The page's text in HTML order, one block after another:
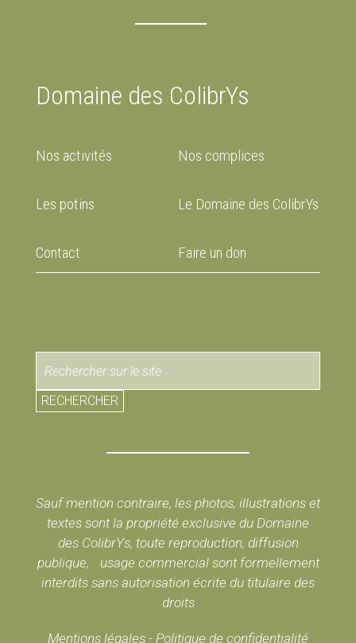
Domaine des ColibrYs
Nos activités Nos complices
Les potins Le Domaine des ColibrYs
Contact Faire un don
RECHERCHER
Sauf mention contraire, les photos, illustrations et
textes sont la propriété exclusive du Domaine
des ColibrYs, toute reproduction, diffusion
publique, usage commercial sont formellement
interdits sans autorisation écrite du titulaire des
droits
Mentions légales - Politique de confidentialité